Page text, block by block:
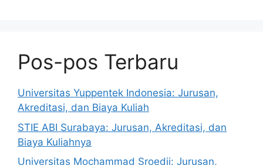
Pos-pos Terbaru
Universitas Yuppentek Indonesia: Jurusan,
Akreditasi, dan Biaya Kuliah
STIE ABI Surabaya: Jurusan, Akreditasi, dan
Biaya Kuliahnya
Universitas Mochammad Sroedji: Jurusan,